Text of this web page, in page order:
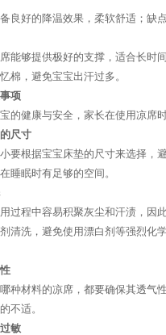
良好的降温效果，柔软舒适；缺
能够提供极好的支撑，适合长时
棉，避免宝宝出汗过多。
项
的健康与安全，家长在使用凉席
尺寸
要根据宝宝床垫的尺寸来选择，
睡眠时有足够的空间。
过程中容易积聚灰尘和汗渍，因
清洗，避免使用漂白剂等强烈化
种材料的凉席，都要确保其透气
不适。
敏